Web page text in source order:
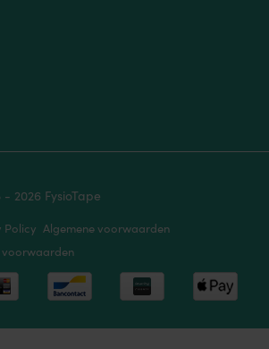
2026 FysioTape
Policy Algemene voorwaarden
voorwaarden